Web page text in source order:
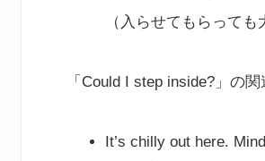
（入らせてもらっても
「Could I step inside?」の
It’s chilly out here.